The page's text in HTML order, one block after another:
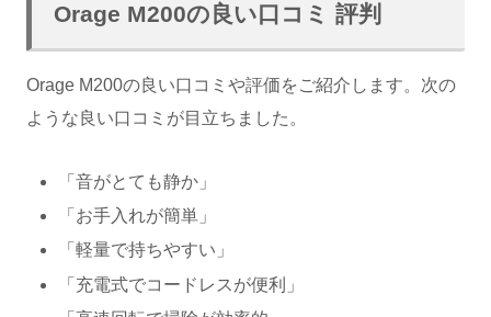
Orage M200の良い口コミ 評判
Orage M200の良い口コミや評価をご紹介します。次の
ような良い口コミが目立ちました。
「音がとても静か」
「お手入れが簡単」
「軽量で持ちやすい」
「充電式でコードレスが便利」